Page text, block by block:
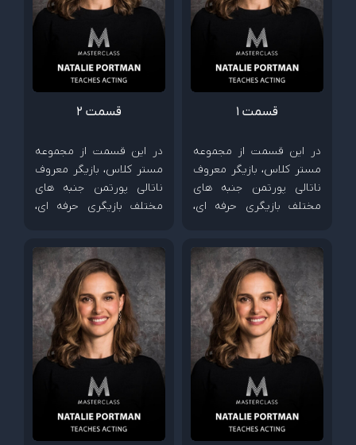
قسمت 1
در این قسمت از مجموعه
مستر کلاس، بازیگر معروف
ناتالی پورتمن جنبه های
مختلف بازیگری حرفه ای،
ها را آموزش می دهد.
قسمت 2
در این قسمت از مجموعه
مستر کلاس، بازیگر معروف
ناتالی پورتمن جنبه های
مختلف بازیگری حرفه ای،
ها را آموزش می دهد.